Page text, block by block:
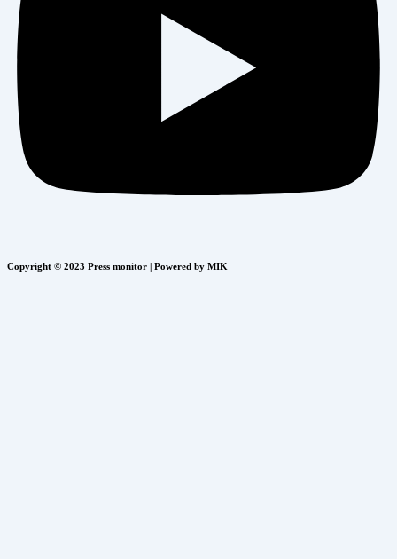
Copyright © 2023 Press monitor | Powered by MIK